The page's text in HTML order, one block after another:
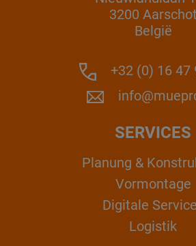
3200 Aarschot
België
+32 (0) 16 47
SERVICES
Planung &
Vormontage
Digitale
Logistik